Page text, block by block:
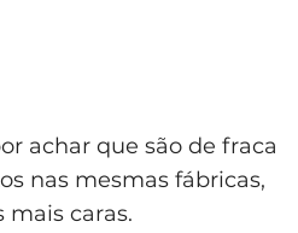
achar que são de fraca
nas mesmas fábricas,
mais caras.